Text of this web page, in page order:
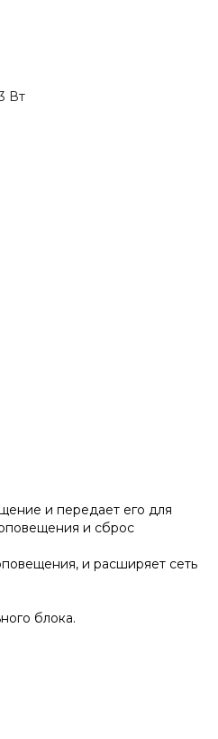
Вт
и передает его для
и сброс
и расширяет сеть
блока.